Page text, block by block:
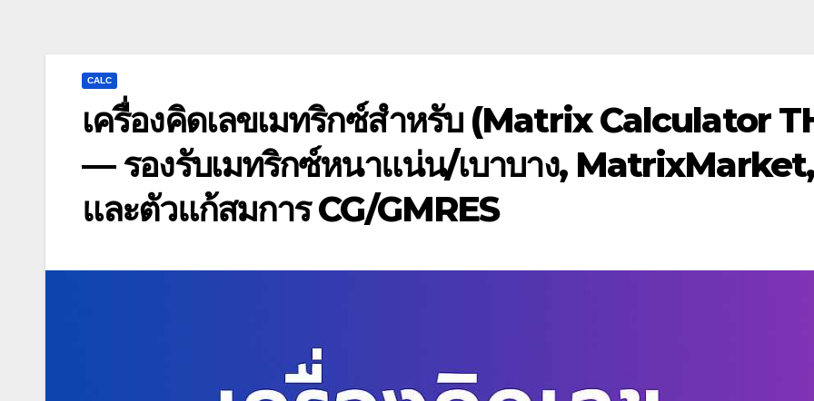
CALC
เครื่องคิดเลขเมทริกซ์สำหรับ (Matrix Calculator
— รองรับเมทริกซ์หนาแน่น/เบาบาง, MatrixMarket,
และตัวแก้สมการ CG/GMRES